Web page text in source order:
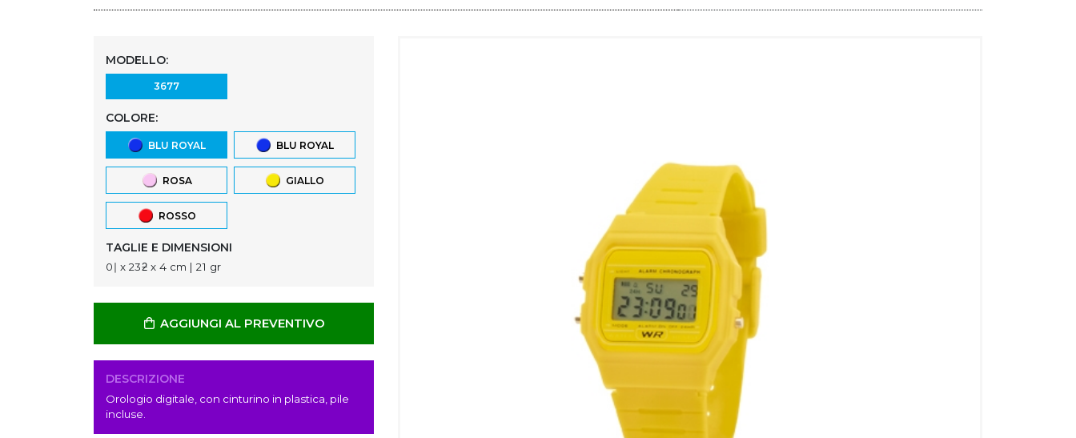
MODELLO:
3677
COLORE:
BLU ROYAL BLU ROYAL
ROSA GIALLO
ROSSO
TAGLIE E DIMENSIONI
0ǀ x 23ƻ x 4 cm | 21 gr
AGGIUNGI AL PREVENTIVO
DESCRIZIONE
Orologio digitale, con cinturino in plastica, pile
incluse.